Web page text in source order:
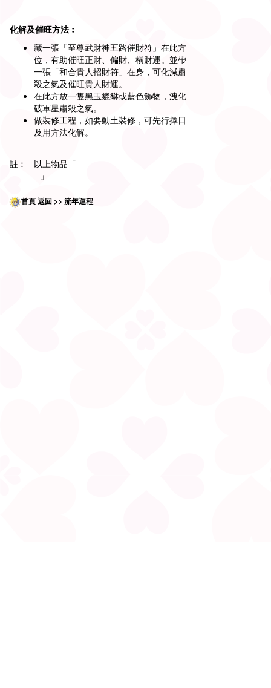
化解及催旺方法︰
藏一張「至尊武財神五路催財符」在此方
位，有助催旺正財、偏財、橫財運。並帶
一張「和合貴人招財符」在身，可化減肅
殺之氣及催旺貴人財運。
在此方放一隻黑玉貔貅或藍色飾物，洩化
破軍星肅殺之氣。
做裝修工程，如要動土裝修，可先行擇日
及用方法化解。
註︰
以上物品「
--」
首頁返回 >> 流年運程